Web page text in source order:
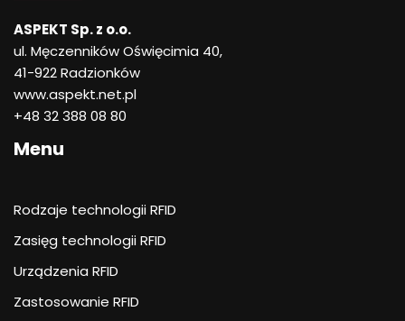
ASPEKT Sp. z o.o.
ul. Męczenników Oświęcimia 40,
41-922 Radzionków
www.aspekt.net.pl
+48 32 388 08 80
Menu
Rodzaje technologii RFID
Zasięg technologii RFID
Urządzenia RFID
Zastosowanie RFID